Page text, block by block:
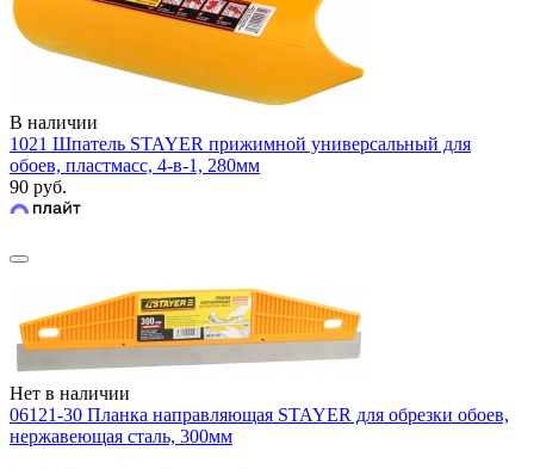
В наличии
1021 Шпатель STAYER прижимной универсальный для
обоев, пластмасс, 4-в-1, 280мм
90 руб.
Нет в наличии
06121-30 Планка направляющая STAYER для обрезки обоев,
нержавеющая сталь, 300мм